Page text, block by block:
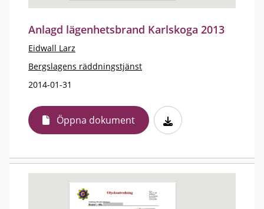
Anlagd lägenhetsbrand Karlskoga 2013
Eidwall Larz
Bergslagens räddningstjänst
2014-01-31
Öppna dokument